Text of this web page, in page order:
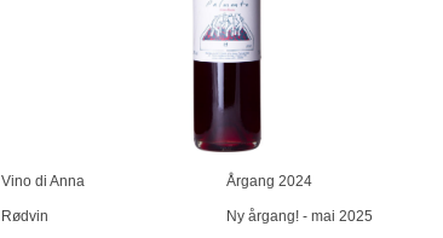
Vino di Anna Årgang2024
Rødvin Ny årgang! - mai 2025